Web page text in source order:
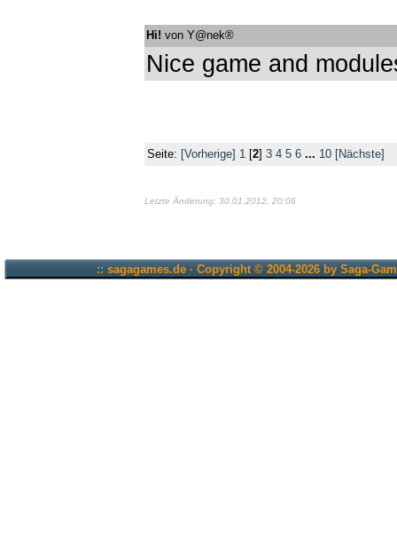
Hi! von Y@nek®
Nice game and
Seite: [Vorherige] 1 [2] 3 4 5 6 ... 10 [Nächste]
Letzte Änderung: 30.01.2012, 20:06
:: sagagames.de · Copyright © 2004-2026 by Saga-